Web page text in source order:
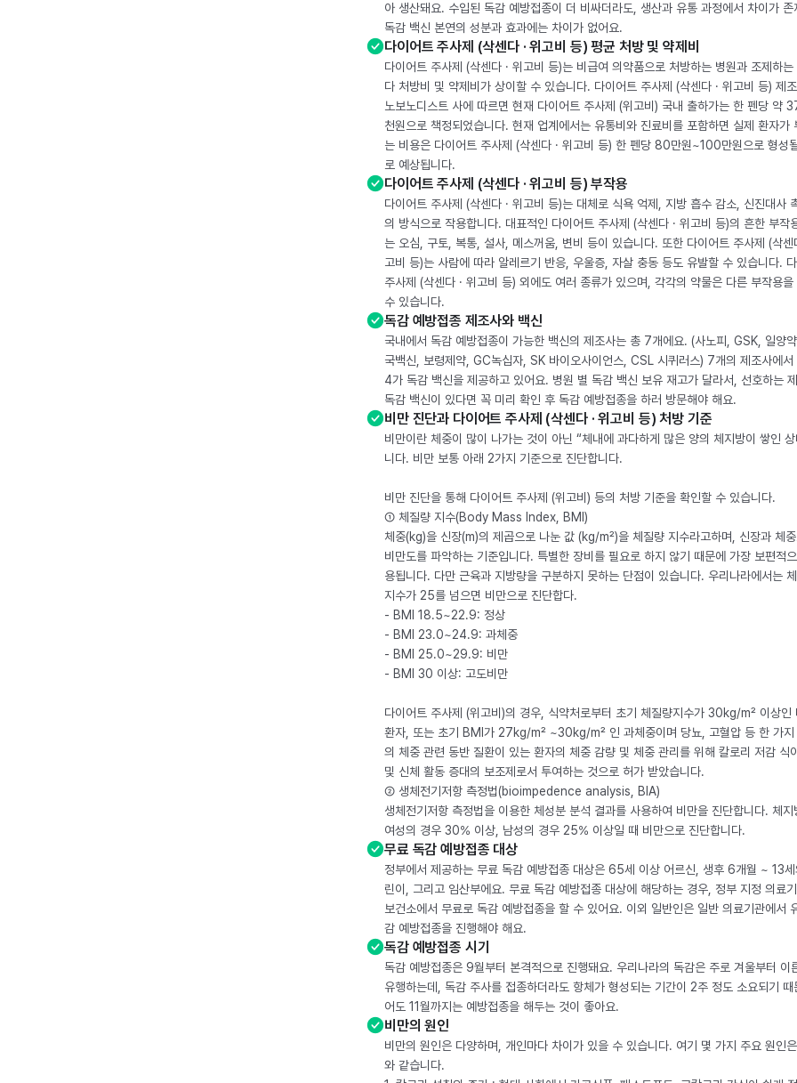
아 생산돼요. 수입된 독감 예방접종이 더 비싸더라도, 생산과 유통 과정에서 차이가 존
독감 백신 본연의 성분과 효과에는 차이가 없어요.
다이어트 주사제 (삭센다 · 위고비 등) 평균 처방 및 약제비
다이어트 주사제 (삭센다 · 위고비 등)는 비급여 의약품으로 처방하는 병원과 조제하는
다 처방비 및 약제비가 상이할 수 있습니다. 다이어트 주사제 (삭센다 · 위고비 등) 제
노보노디스트 사에 따르면 현재 다이어트 주사제 (위고비) 국내 출하가는 한 펜당 약
천원으로 책정되었습니다. 현재 업계에서는 유통비와 진료비를 포함하면 실제 환자가
는 비용은 다이어트 주사제 (삭센다 · 위고비 등) 한 펜당 80만원~100만원으로 형성
로 예상됩니다.
다이어트 주사제 (삭센다 · 위고비 등) 부작용
다이어트 주사제 (삭센다 · 위고비 등)는 대체로 식욕 억제, 지방 흡수 감소, 신진대사
의 방식으로 작용합니다. 대표적인 다이어트 주사제 (삭센다 · 위고비 등)의 흔한 부작
는 오심, 구토, 복통, 설사, 메스꺼움, 변비 등이 있습니다. 또한 다이어트 주사제 (삭센
고비 등)는 사람에 따라 알레르기 반응, 우울증, 자살 충동 등도 유발할 수 있습니다.
주사제 (삭센다 · 위고비 등) 외에도 여러 종류가 있으며, 각각의 약물은 다른 부작용을
수 있습니다.
독감 예방접종 제조사와 백신
국내에서 독감 예방접종이 가능한 백신의 제조사는 총 7개에요. (사노피, GSK, 일양
국백신, 보령제약, GC녹십자, SK 바이오사이언스, CSL 시퀴러스) 7개의 제조사에서
4가 독감 백신을 제공하고 있어요. 병원 별 독감 백신 보유 재고가 달라서, 선호하는
독감 백신이 있다면 꼭 미리 확인 후 독감 예방접종을 하러 방문해야 해요.
비만 진단과 다이어트 주사제 (삭센다 · 위고비 등) 처방 기준
비만이란 체중이 많이 나가는 것이 아닌 “체내에 과다하게 많은 양의 체지방이 쌓인
니다. 비만 보통 아래 2가지 기준으로 진단합니다.
비만 진단을 통해 다이어트 주사제 (위고비) 등의 처방 기준을 확인할 수 있습니다.
① 체질량 지수(Body Mass Index, BMI)
체중(kg)을 신장(m)의 제곱으로 나눈 값 (kg/m²)을 체질량 지수라고하며, 신장과 체
비만도를 파악하는 기준입니다. 특별한 장비를 필요로 하지 않기 때문에 가장 보편적
용됩니다. 다만 근육과 지방량을 구분하지 못하는 단점이 있습니다. 우리나라에서는
지수가 25를 넘으면 비만으로 진단합다.
- BMI 18.5~22.9: 정상
- BMI 23.0~24.9: 과체중
- BMI 25.0~29.9: 비만
- BMI 30 이상: 고도비만
다이어트 주사제 (위고비)의 경우, 식약처로부터 초기 체질량지수가 30kg/m² 이상인
환자, 또는 초기 BMI가 27kg/m² ~30kg/m² 인 과체중이며 당뇨, 고혈압 등 한 가지
의 체중 관련 동반 질환이 있는 환자의 체중 감량 및 체중 관리를 위해 칼로리 저감 식
및 신체 활동 증대의 보조제로서 투여하는 것으로 허가 받았습니다.
② 생체전기저항 측정법(bioimpedence analysis, BIA)
생체전기저항 측정법을 이용한 체성분 분석 결과를 사용하여 비만을 진단합니다. 체지
여성의 경우 30% 이상, 남성의 경우 25% 이상일 때 비만으로 진단합니다.
무료 독감 예방접종 대상
정부에서 제공하는 무료 독감 예방접종 대상은 65세 이상 어르신, 생후 6개월 ~ 13
린이, 그리고 임산부에요. 무료 독감 예방접종 대상에 해당하는 경우, 정부 지정 의료
보건소에서 무료로 독감 예방접종을 할 수 있어요. 이외 일반인은 일반 의료기관에서
감 예방접종을 진행해야 해요.
독감 예방접종 시기
독감 예방접종은 9월부터 본격적으로 진행돼요. 우리나라의 독감은 주로 겨울부터 이
유행하는데, 독감 주사를 접종하더라도 항체가 형성되는 기간이 2주 정도 소요되기 때
어도 11월까지는 예방접종을 해두는 것이 좋아요.
비만의 원인
비만의 원인은 다양하며, 개인마다 차이가 있을 수 있습니다. 여기 몇 가지 주요 원인
와 같습니다.